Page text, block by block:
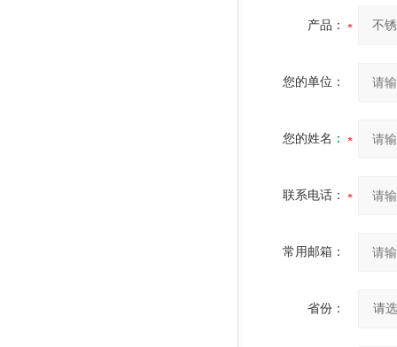
产品：
您的单位：
您的姓名：
联系电话：
常用邮箱：
省份：